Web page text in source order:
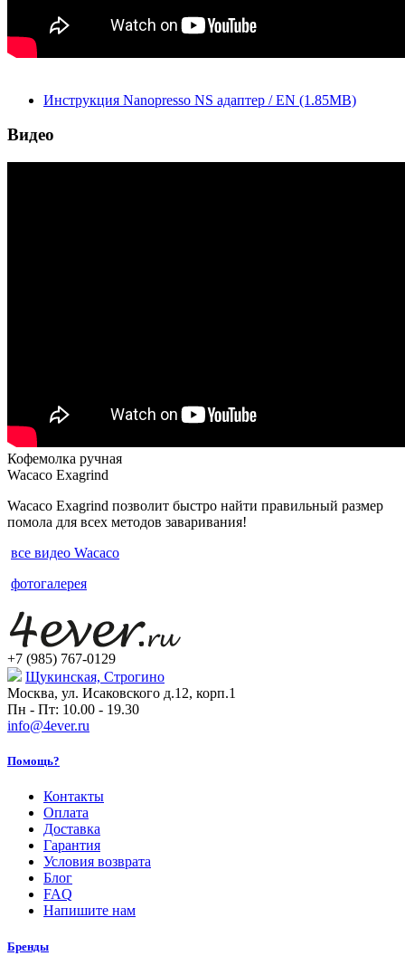
Инструкция Nanopresso NS адаптер / EN (1.85MB)
Видео
Кофемолка ручная
Wacaco Exagrind
Wacaco Exagrind позволит быстро найти правильный размер
помола для всех методов заваривания!
все видео Wacaco
фотогалерея
+7 (985) 767-0129
Щукинская, Строгино
Москва, ул. Исаковского д.12, корп.1
Пн - Пт: 10.00 - 19.30
info@4ever.ru
Помощь?
Контакты
Оплата
Доставка
Гарантия
Условия возврата
Блог
FAQ
Напишите нам
Бренды